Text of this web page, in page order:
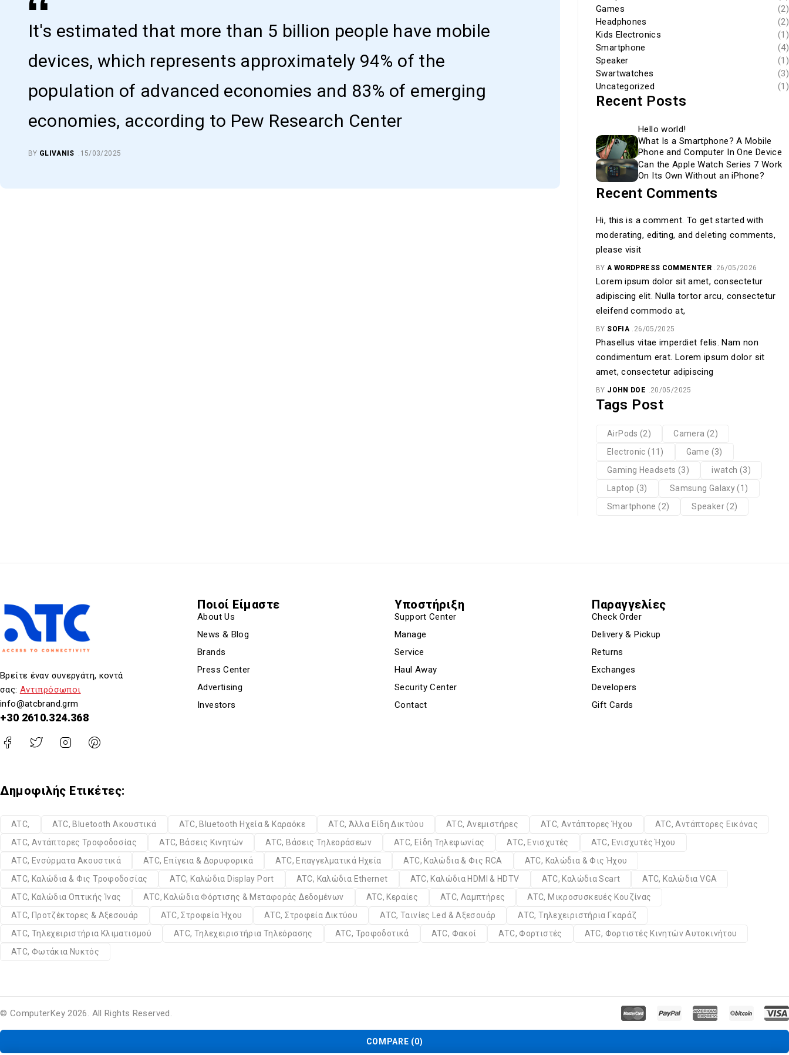
It's estimated that more than 5 billion people have mobile
devices, which represents approximately 94% of the
population of advanced economies and 83% of emerging
economies, according to Pew Research Center
BY GLIVANIS 15/03/2025
Games
(2)
Headphones
(2)
Kids Electronics
(1)
Smartphone
(4)
Speaker
(1)
Swartwatches
(3)
Uncategorized
(1)
Recent Posts
Hello world!
What Is a Smartphone? A Mobile
Phone and Computer In One Device
Can the Apple Watch Series 7 Work
On Its Own Without an iPhone?
Recent Comments
Hi, this is a comment. To get started with
moderating, editing, and deleting comments,
please visit
BY A WORDPRESS COMMENTER 26/05/2026
Lorem ipsum dolor sit amet, consectetur
adipiscing elit. Nulla tortor arcu, consectetur
eleifend commodo at,
BY SOFIA 26/05/2025
Phasellus vitae imperdiet felis. Nam non
condimentum erat. Lorem ipsum dolor sit
amet, consectetur adipiscing
BY JOHN DOE 20/05/2025
Tags Post
AirPods (2) Camera (2)
Electronic (11) Game (3)
Gaming Headsets (3) iwatch (3)
Laptop (3) Samsung Galaxy(1)
Smartphone (2) Speaker(2)
Βρείτε έναν συνεργάτη, κοντά
σας: Αντιπρόσωποι
info@atcbrand.grm
+30 2610.324.368
Ποιοί Είμαστε
About Us
News & Blog
Brands
Press Center
Advertising
Investors
Υποστήριξη
Support Center
Manage
Service
Haul Away
Security Center
Contact
Παραγγελίες
Check Order
Delivery & Pickup
Returns
Exchanges
Developers
Gift Cards
Δημοφιλής Ετικέτες:
ATC, ATC, Bluetooth Ακουστικά ATC, Bluetooth Ηχεία & Καραόκε ATC, Άλλα Είδη Δικτύου ATC, Ανεμιστήρες ATC, Αντάπτορες Ήχου
ATC, Αντάπτορες Εικόνας
ATC, Αντάπτορες Τροφοδοσίας
ATC, Βάσεις Κινητών ATC, Βάσεις Τηλεοράσεων ATC, Είδη Τηλεφωνίας ATC, Ενισχυτές
ATC, Ενισχυτές Ήχου
ATC, Ενσύρματα Ακουστικά
ATC, Επίγεια & Δορυφορικά ATC, Επαγγελματικά Ηχεία ATC, Καλώδια & Φις RCA
ATC, Καλώδια & Φις Ήχου
ATC, Καλώδια & Φις Τροφοδοσίας
ATC, Καλώδια Display Port ATC, Καλώδια Ethernet ATC, Καλώδια HDMI & HDTV ATC, Καλώδια Scart
ATC, Καλώδια VGA
ATC, Καλώδια Οπτικής Ίνας
ATC, Καλώδια Φόρτισης & Μεταφοράς Δεδομένων ATC, Κεραίες ATC, Λαμπτήρες
ATC, Μικροσυσκευές Κουζίνας
ATC, Προτζέκτορες & Αξεσουάρ
ATC, Στροφεία Ήχου ATC, Στροφεία Δικτύου ATC, Ταινίες Led & Αξεσουάρ
ATC, Τηλεχειριστήρια Γκαράζ
ATC, Τηλεχειριστήρια Κλιματισμού
ATC, Τηλεχειριστήρια Τηλεόρασης ATC, Τροφοδοτικά ATC, Φακοί ATC, Φορτιστές
ATC, Φορτιστές Κινητών Αυτοκινήτου
ATC, Φωτάκια Νυκτός
© ComputerKey 2026. All Rights Reserved.
COMPARE (0)